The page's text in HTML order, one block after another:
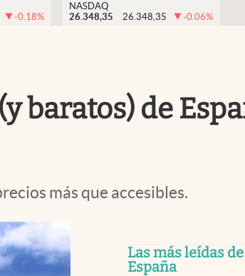
-0.18%
NASDAQ
26.348,35
26.348,35 -0.06%
baratos) de
más que accesibles.
Las más leídas
España